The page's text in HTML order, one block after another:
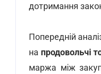
дотримання
Попередній
на продовольчі
маржа між